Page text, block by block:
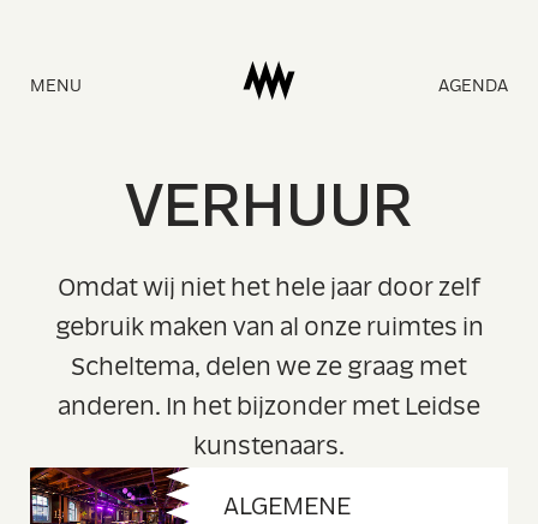
MENU
Naar
AGENDA
VERHUUR
Omdat wij niet het hele jaar door zelf
gebruik maken van al onze ruimtes in
Scheltema, delen we ze graag met
anderen. In het bijzonder met Leidse
kunstenaars.
ALGEMENE